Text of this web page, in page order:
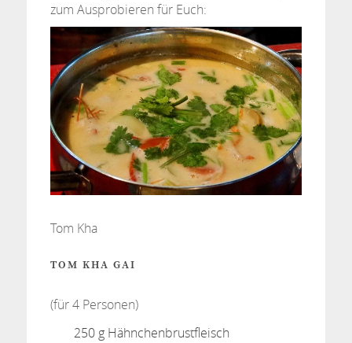
zum Ausprobieren für Euch:
Tom Kha
TOM KHA GAI
(für 4 Personen)
250 g Hähnchenbrustfleisch